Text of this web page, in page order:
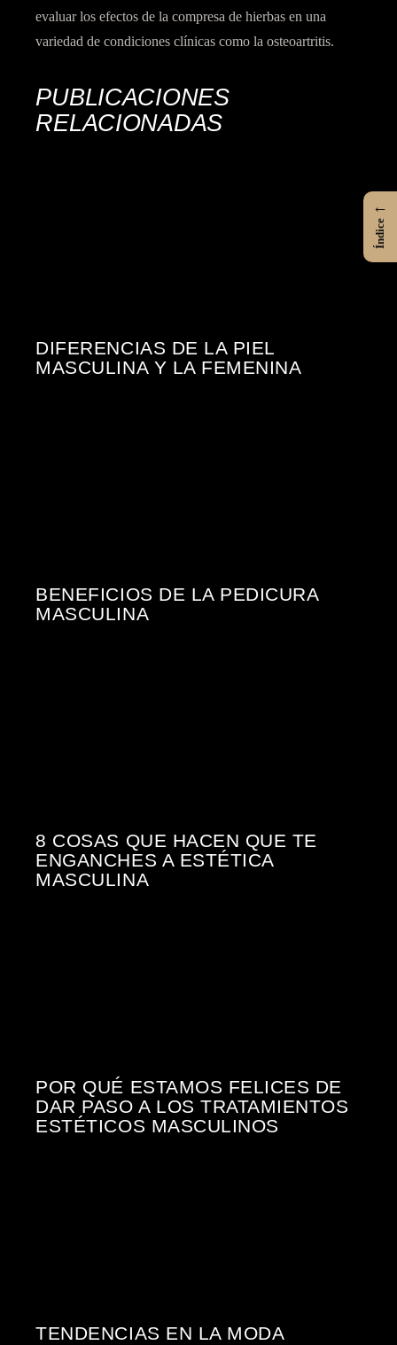
evaluar los efectos de la compresa de hierbas en una
variedad de condiciones clínicas como la osteoartritis.
PUBLICACIONES
RELACIONADAS
DIFERENCIAS DE LA PIEL
MASCULINA Y LA FEMENINA
BENEFICIOS DE LA PEDICURA
MASCULINA
8 COSAS QUE HACEN QUE TE
ENGANCHES A ESTÉTICA
MASCULINA
POR QUÉ ESTAMOS FELICES DE
DAR PASO A LOS TRATAMIENTOS
ESTÉTICOS MASCULINOS
TENDENCIAS EN LA MODA
←
Índice